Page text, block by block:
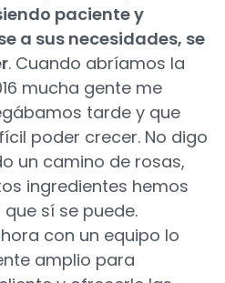
paciente y
a sus necesidades, se
. Cuando abríamos la
mucha gente me
tarde y que
poder crecer. No digo
un camino de rosas,
ingredientes hemos
sí se puede.
con un equipo lo
amplio para